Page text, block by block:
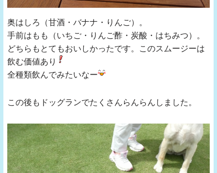
奥はしろ（甘酒・バナナ・りんご）。
手前はもも（いちご・りんご酢・炭酸・はちみつ）。
どちらもとてもおいしかったです。このスムージーは
飲む価値あり
全種類飲んでみたいなー
この後もドッグランでたくさんらんらんしました。